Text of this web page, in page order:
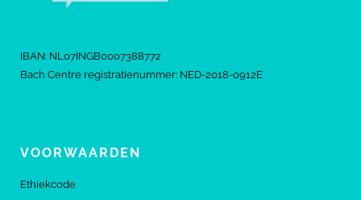
IBAN: NL07INGB0007388772
Bach Centre registratienummer: NED-2018-0912E
VOORWAARDEN
Ethiekcode